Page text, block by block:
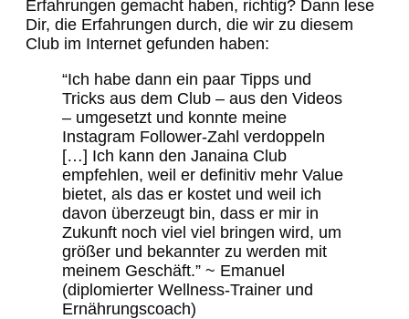
Erfahrungen gemacht haben, richtig? Dann lese
Dir, die Erfahrungen durch, die wir zu diesem
Club im Internet gefunden haben:
“Ich habe dann ein paar Tipps und
Tricks aus dem Club – aus den Videos
– umgesetzt und konnte meine
Instagram Follower-Zahl verdoppeln
[…] Ich kann den Janaina Club
empfehlen, weil er definitiv mehr Value
bietet, als das er kostet und weil ich
davon überzeugt bin, dass er mir in
Zukunft noch viel viel bringen wird, um
größer und bekannter zu werden mit
meinem Geschäft.” ~ Emanuel
(diplomierter Wellness-Trainer und
Ernährungscoach)